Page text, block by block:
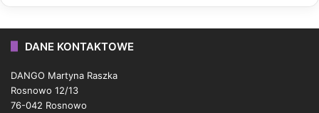
DANE KONTAKTOWE
DANGO Martyna Raszka
Rosnowo 12/13
76-042 Rosnowo